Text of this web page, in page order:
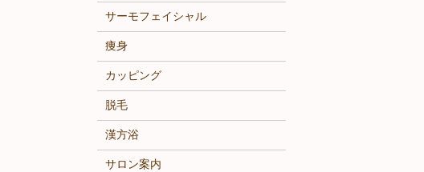
サーモフェイシャル
痩身
カッピング
脱毛
漢方浴
サロン案内